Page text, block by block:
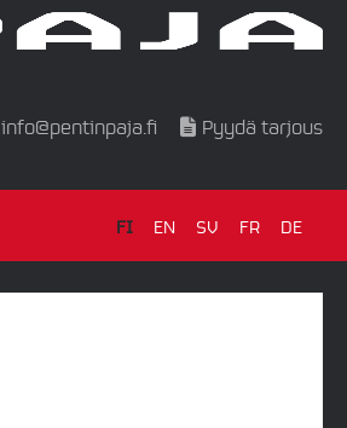
info@pentinpaja.fi Pyydä tarjous
FI EN SV FR DE